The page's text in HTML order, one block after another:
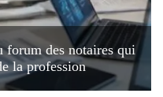
forum des notaires qui
la profession